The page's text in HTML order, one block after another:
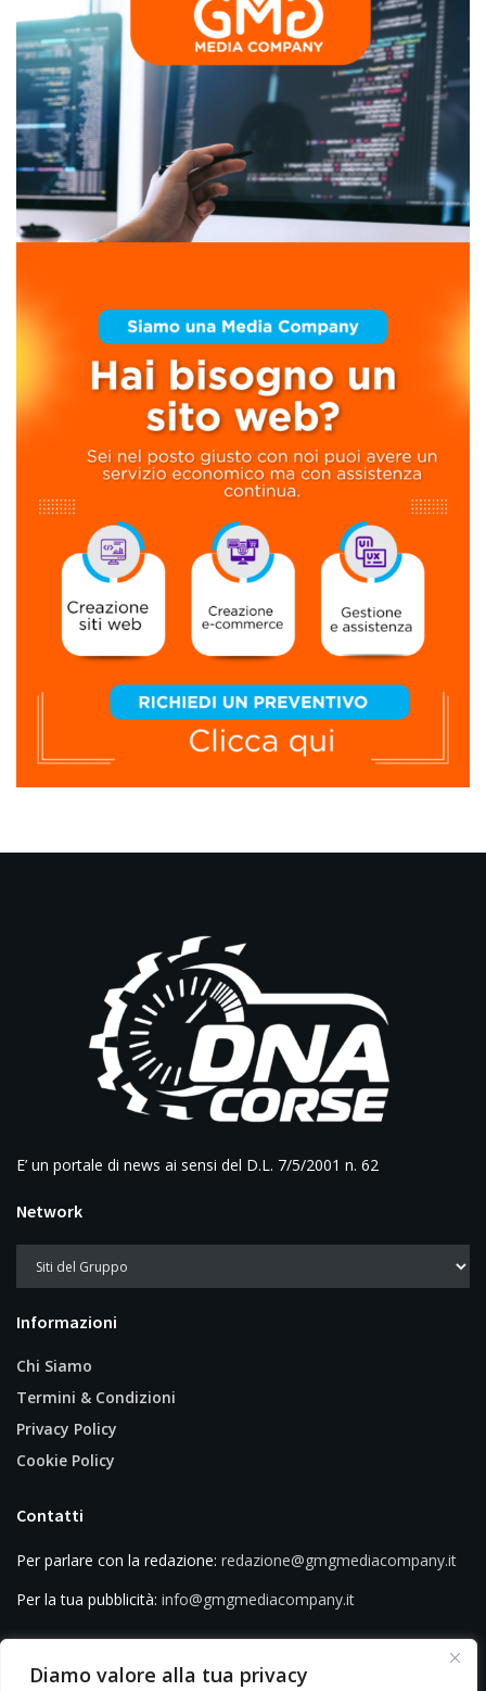
Diamo valore alla tua privacy
E’ un portale di news ai sensi del D.L. 7/5/2001 n. 62
Network
Informazioni
Chi Siamo
Termini & Condizioni
Privacy Policy
Cookie Policy
Contatti
Per parlare con la redazione: redazione@gmgmediacompany.it
Per la tua pubblicità: info@gmgmediacompany.it